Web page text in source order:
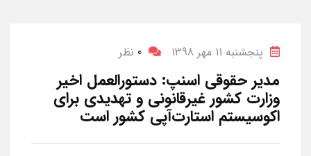
پنجشنبه 11 مهر 1398 0 نظر
مدیر حقوقی اسنپ: دستورالعمل اخیر
وزارت کشور غیرقانونی و تهدیدی برای
اکوسیستم استارت‌آپی کشور است